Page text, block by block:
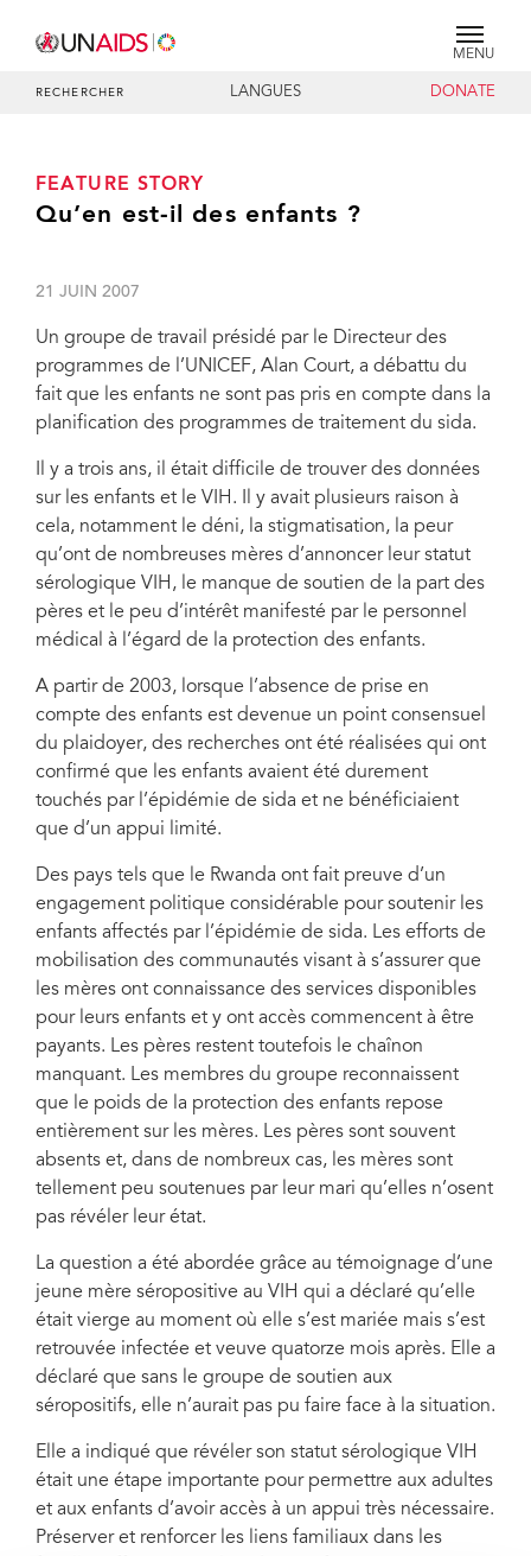
MENU
RECHERCHER LANGUES DONATE
FEATURE STORY
Qu’en est-il des enfants ?
21 JUIN 2007
Un groupe de travail présidé par le Directeur des
programmes de l’UNICEF, Alan Court, a débattu du
fait que les enfants ne sont pas pris en compte dans la
planification des programmes de traitement du sida.
Il y a trois ans, il était difficile de trouver des données
sur les enfants et le VIH. Il y avait plusieurs raison à
cela, notamment le déni, la stigmatisation, la peur
qu’ont de nombreuses mères d’annoncer leur statut
sérologique VIH, le manque de soutien de la part des
pères et le peu d’intérêt manifesté par le personnel
médical à l’égard de la protection des enfants.
A partir de 2003, lorsque l’absence de prise en
compte des enfants est devenue un point consensuel
du plaidoyer, des recherches ont été réalisées qui ont
confirmé que les enfants avaient été durement
touchés par l’épidémie de sida et ne bénéficiaient
que d’un appui limité.
Des pays tels que le Rwanda ont fait preuve d’un
engagement politique considérable pour soutenir les
enfants affectés par l’épidémie de sida. Les efforts de
mobilisation des communautés visant à s’assurer que
les mères ont connaissance des services disponibles
pour leurs enfants et y ont accès commencent à être
payants. Les pères restent toutefois le chaînon
manquant. Les membres du groupe reconnaissent
que le poids de la protection des enfants repose
entièrement sur les mères. Les pères sont souvent
absents et, dans de nombreux cas, les mères sont
tellement peu soutenues par leur mari qu’elles n’osent
pas révéler leur état.
La question a été abordée grâce au témoignage d’une
jeune mère séropositive au VIH qui a déclaré qu’elle
était vierge au moment où elle s’est mariée mais s’est
retrouvée infectée et veuve quatorze mois après. Elle a
déclaré que sans le groupe de soutien aux
séropositifs, elle n’aurait pas pu faire face à la situation.
Elle a indiqué que révéler son statut sérologique VIH
était une étape importante pour permettre aux adultes
et aux enfants d’avoir accès à un appui très nécessaire.
Préserver et renforcer les liens familiaux dans les